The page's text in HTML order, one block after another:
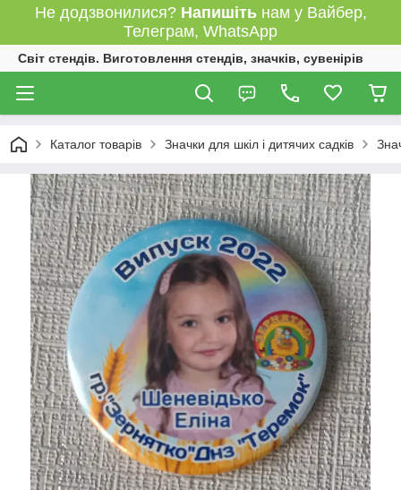
Не додзвонилися? Напишітьнам у Вайбер,
Телеграм, WhatsApp
Світ стендів. Виготовлення стендів, значків, сувенірів
Каталог товарів Значки для шкіл і дитячих садків